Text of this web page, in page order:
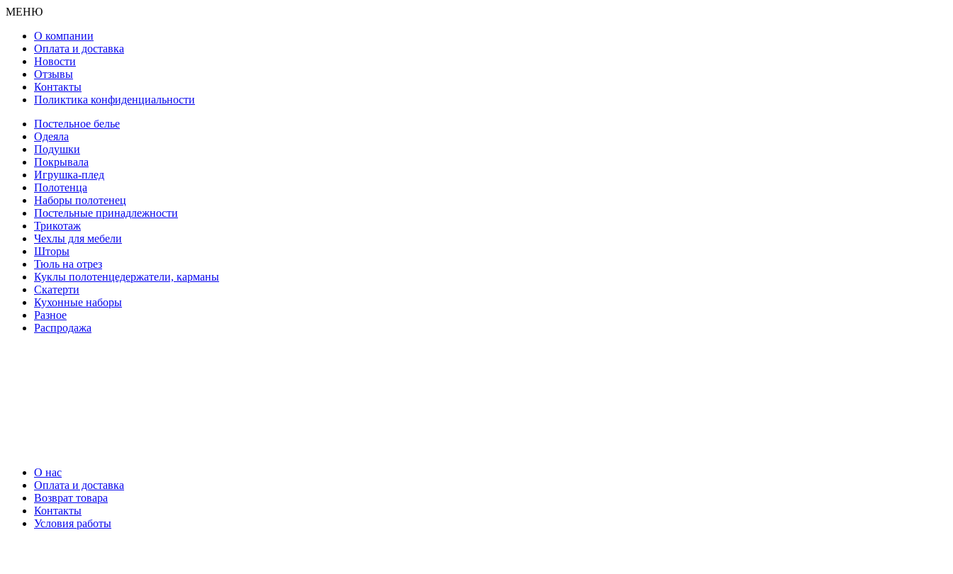
МЕНЮ
О компании
Оплата и доставка
Новости
Отзывы
Контакты
Поликтика конфиденциальности
Постельное белье
Одеяла
Подушки
Покрывала
Игрушка-плед
Полотенца
Наборы полотенец
Постельные принадлежности
Трикотаж
Чехлы для мебели
Шторы
Тюль на отрез
Куклы полотенцедержатели, карманы
Скатерти
Кухонные наборы
Разное
Распродажа
О нас
Оплата и доставка
Возврат товара
Контакты
Условия работы